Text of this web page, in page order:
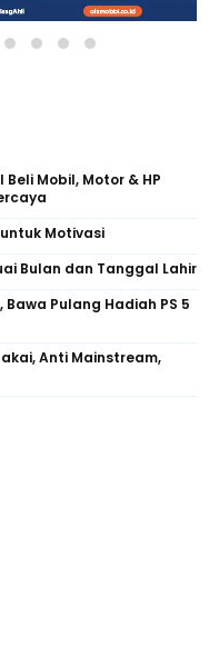
Beli Mobil, Motor & HP
Motivasi
Bulan dan Tanggal Lahir
Bawa Pulang Hadiah PS 5
Anti Mainstream,